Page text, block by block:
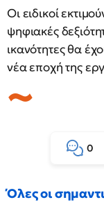
Οι ειδικοί
ψηφιακές
ικανότητες θα
νέα εποχή της
0
Όλες οι